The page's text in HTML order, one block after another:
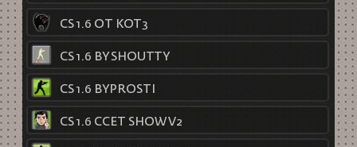
CS 1.6 ОТ KOT3
CS 1.6 BY SHOUTTY
CS 1.6 BYPROSTI
CS 1.6 CCET SHOW V2